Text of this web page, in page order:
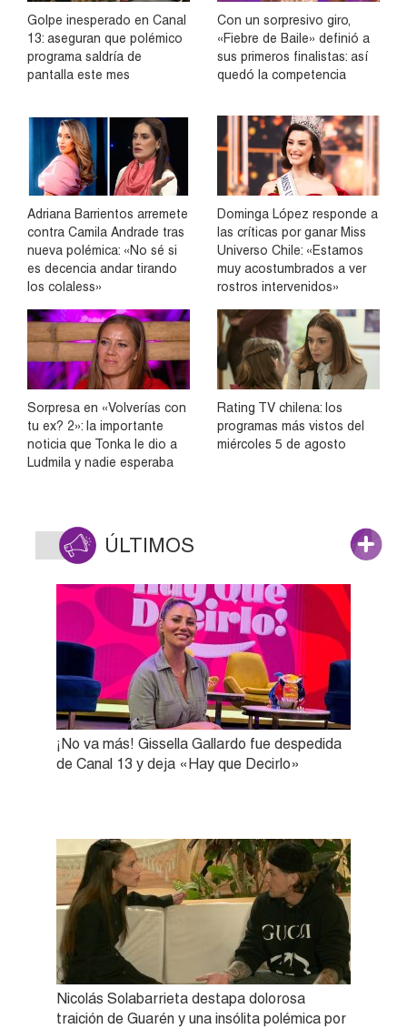
Golpe inesperado en Canal
13: aseguran que polémico
programa saldría de
pantalla este mes
Con un sorpresivo giro,
«Fiebre de Baile» definió a
sus primeros finalistas: así
quedó la competencia
Adriana Barrientos arremete
contra Camila Andrade tras
nueva polémica: «No sé si
es decencia andar tirando
los colaless»
Dominga López responde a
las críticas por ganar Miss
Universo Chile: «Estamos
muy acostumbrados a ver
rostros intervenidos»
Sorpresa en «Volverías con
tu ex? 2»: la importante
noticia que Tonka le dio a
Ludmila y nadie esperaba
Rating TV chilena: los
programas más vistos del
miércoles 5 de agosto
ÚLTIMOS
¡No va más! Gissella Gallardo fue despedida
de Canal 13 y deja «Hay que Decirlo»
Nicolás Solabarrieta destapa dolorosa
traición de Guarén y una insólita polémica por